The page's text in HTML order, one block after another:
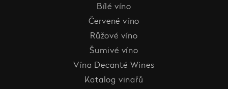
Bílé víno
Červené víno
Růžové víno
Šumivé víno
Vína Decanté Wines
Katalog vinařů